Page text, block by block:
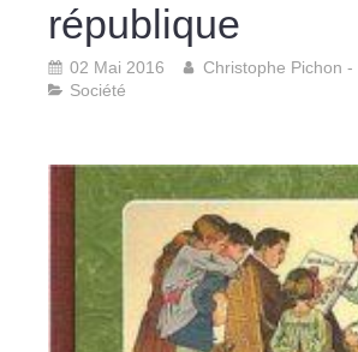
république
02 Mai 2016
Christophe Pichon -
Société